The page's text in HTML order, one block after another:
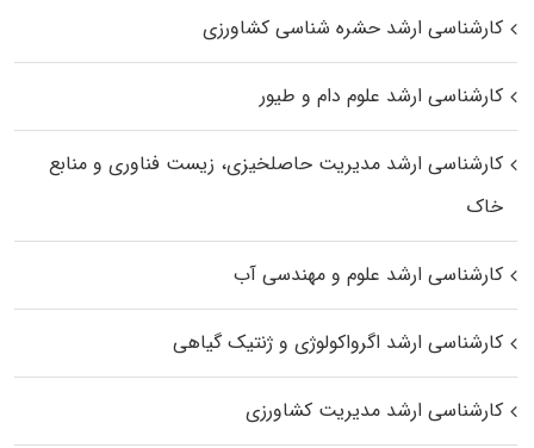
کارشناسی ارشد حشره‌ شناسی کشاورزی
کارشناسی ارشد علوم دام و طیور
کارشناسی ارشد مدیریت حاصلخیزی، زیست فناوری و منابع
خاک
کارشناسی ارشد علوم و مهندسی آب
کارشناسی ارشد اگرواکولوژی و ژنتیک گیاهی
کارشناسی ارشد مدیریت کشاورزی